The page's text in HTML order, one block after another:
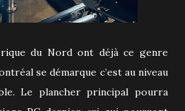
du Nord ont déjà ce genre
se démarque c’est au niveau
Le plancher principal pourra